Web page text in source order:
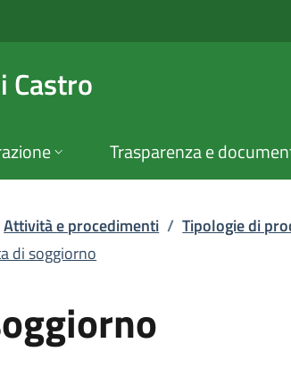
|
Castro
Trasparenza e
Attività e procedimenti / Tipologie di
di soggiorno